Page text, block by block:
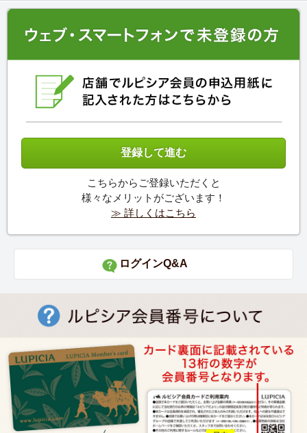
こちらからご登録いただくと
様々なメリットがございます！
≫ 詳しくはこちら